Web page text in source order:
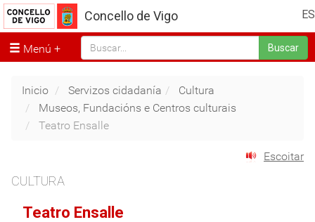
ES
Concello de Vigo
Menú Buscar
Inicio Servizos cidadanía
Cultura
Museos, Fundacións e Centros culturais
Teatro Ensalle
Escoitar
CULTURA
Teatro Ensalle